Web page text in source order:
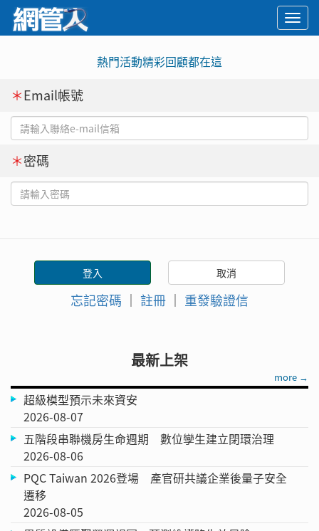
熱門活動精彩回顧都在這
＊Email帳號
＊密碼
忘記密碼 ｜ 註冊 ｜ 重發驗證信
最新上架
more →
超級模型預示未來資安
2026-08-07
五階段串聯機房生命週期 數位孿生建立閉環治理
2026-08-06
PQC Taiwan 2026登場 產官研共議企業後量子安全
遷移
2026-08-05